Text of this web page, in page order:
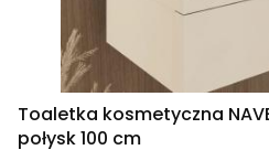
Toaletka kosmetyczna
połysk 100 cm